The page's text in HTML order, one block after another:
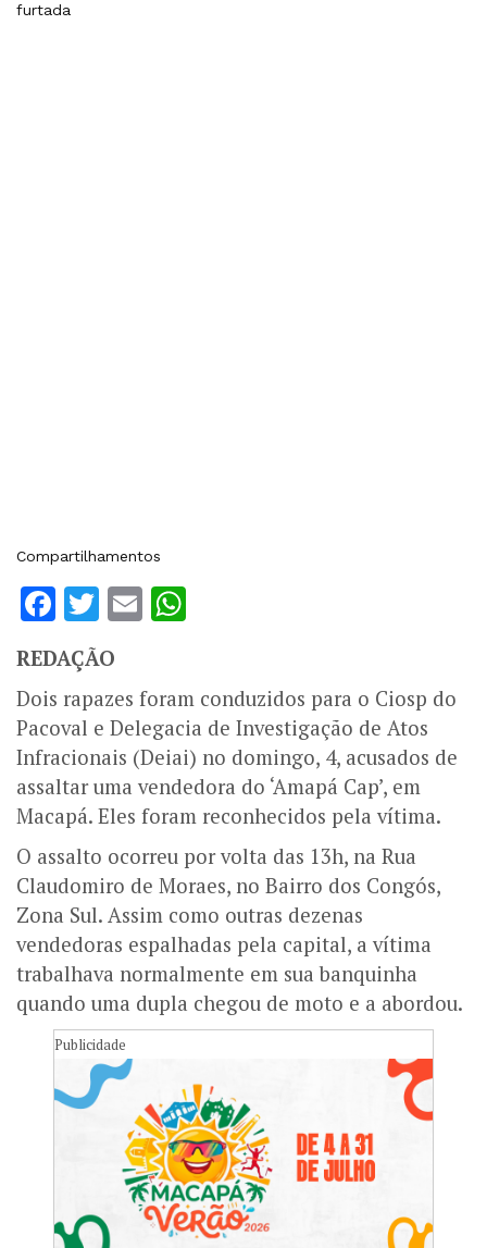
furtada
Compartilhamentos
Facebook
Twitter
Email
REDAÇÃO
Dois rapazes foram conduzidos para o Ciosp do
Pacoval e Delegacia de Investigação de Atos
Infracionais (Deiai) no domingo, 4, acusados de
assaltar uma vendedora do ‘Amapá Cap’, em
Macapá. Eles foram reconhecidos pela vítima.
O assalto ocorreu por volta das 13h, na Rua
Claudomiro de Moraes, no Bairro dos Congós,
Zona Sul. Assim como outras dezenas
vendedoras espalhadas pela capital, a vítima
trabalhava normalmente em sua banquinha
quando uma dupla chegou de moto e a abordou.
Publicidade